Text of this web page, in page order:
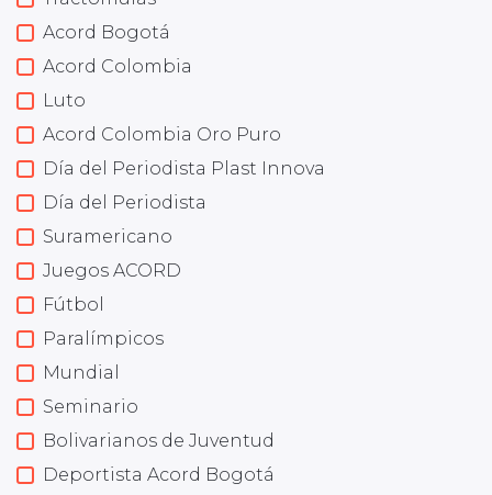
Acord Bogotá
Acord Colombia
Luto
Acord Colombia Oro Puro
Día del Periodista Plast Innova
Día del Periodista
Suramericano
Juegos ACORD
Fútbol
Paralímpicos
Mundial
Seminario
Bolivarianos de Juventud
Deportista Acord Bogotá